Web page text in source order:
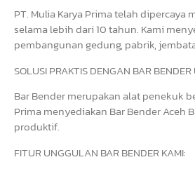
PT. Mulia Karya Prima telah
selama lebih dari 10 tahun. Kami
pembangunan gedung, pabrik,
SOLUSI PRAKTIS DENGAN BAR
Bar Bender merupakan alat penekuk
Prima menyediakan Bar Bender Aceh
produktif.
FITUR UNGGULAN BAR BENDER KAMI: